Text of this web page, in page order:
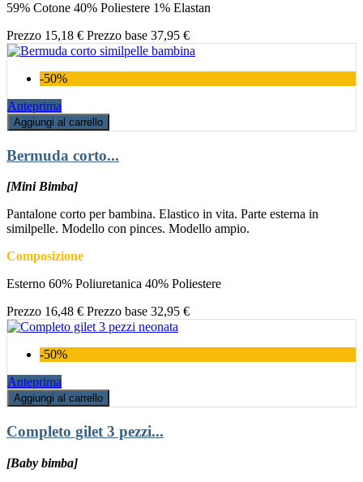
59% Cotone 40% Poliestere 1% Elastan
Prezzo 15,18 € Prezzo base 37,95 €
-50%
Anteprima
Aggiungi al carrello
Bermuda corto...
[Mini Bimba]
Pantalone corto per bambina. Elastico in vita. Parte esterna in
similpelle. Modello con pinces. Modello ampio.
Composizione
Esterno 60% Poliuretanica 40% Poliestere
Prezzo 16,48 € Prezzo base 32,95 €
-50%
Anteprima
Aggiungi al carrello
Completo gilet 3 pezzi...
[Baby bimba]